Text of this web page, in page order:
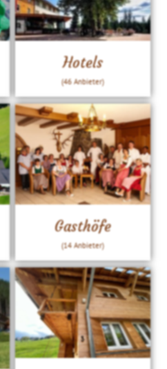
Hotels
(46 Anbieter)
Gasthöfe
(14 Anbieter)